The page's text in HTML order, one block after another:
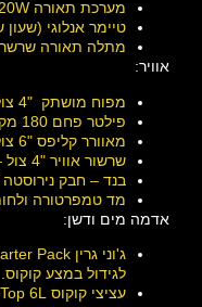
מערכת תאורה Uplux Q Board 120W
טיימר אנלוגי
מתלה תאורה
אוויר:
מפוח מושתק "4 צול 160 מק"ש של חברת S&P.
פילטר פחם 180 מק"ש "4 צול של חברת BETTER.
מאוורר קליפס "6 צול.
שרשור אוויר "4 צול – מטר אחד.
בנד – חבק נירוסטה "4 צול – 3
מד טמפרטורה
אדמה מים ודשן:
לגידול במצע קוקוס.
עציצי קוקוס JG OpenTop 6L – יח' 2